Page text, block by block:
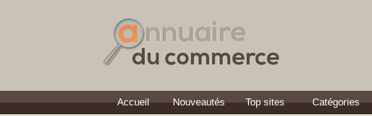
Accueil Nouveautés Top sites Catégories